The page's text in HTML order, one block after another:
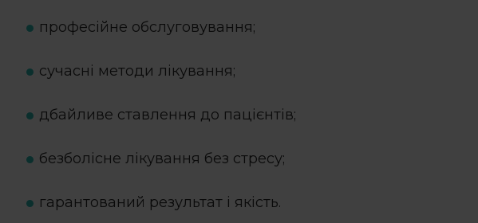
професійне обслуговування;
сучасні методи лікування;
дбайливе ставлення до пацієнтів;
безболісне лікування без стресу;
гарантований результат і якість.